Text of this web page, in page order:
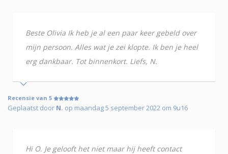
Beste Olivia Ik heb je al een paar keer gebeld over
mijn persoon. Alles wat je zei klopte. Ik ben je heel
erg dankbaar. Tot binnenkort. Liefs, N.
Recensie van 5
Geplaatst door N. op maandag 5 september 2022 om 9u16
Hi O. Je gelooft het niet maar hij heeft contact